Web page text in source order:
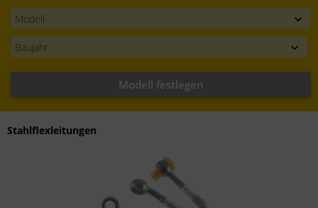
Modell festlegen
Stahlflexleitungen